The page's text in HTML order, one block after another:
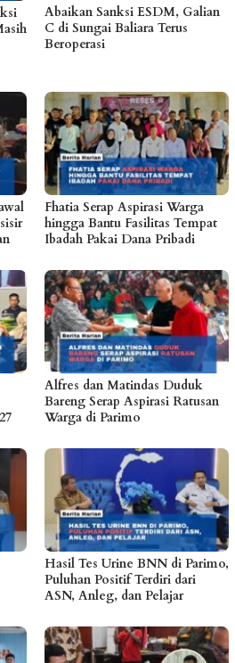
Abaikan Sanksi ESDM, Galian
C di Sungai Baliara Terus
Beroperasi
Fhatia Serap Aspirasi Warga
hingga Bantu Fasilitas Tempat
Ibadah Pakai Dana Pribadi
Alfres dan Matindas Duduk
Bareng Serap Aspirasi Ratusan
Warga di Parimo
Hasil Tes Urine BNN di Parimo,
Puluhan Positif Terdiri dari
ASN, Anleg, dan Pelajar